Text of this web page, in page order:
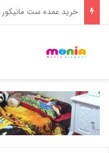
خرید شامپو سر و بدن 500 میل کودک موستلا